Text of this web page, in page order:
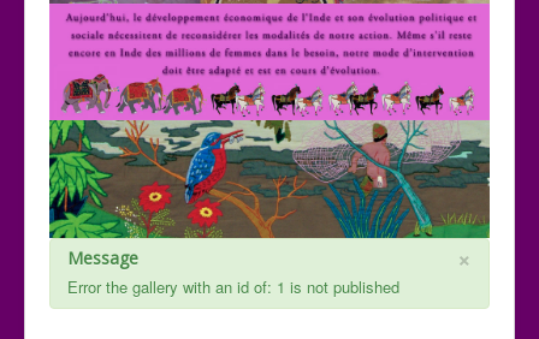
×
Message
Error the gallery with an id of: 1 is not published